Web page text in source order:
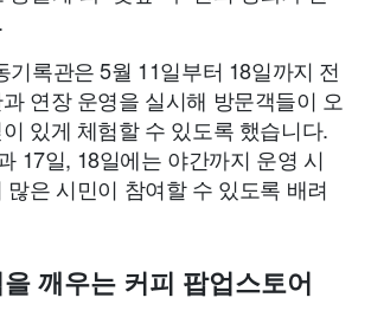
기록관은 5월 11일부터 18일까지 전
연장 운영을 실시해 방문객들이 오
있게 체험할 수 있도록 했습니다.
17일, 18일에는 야간까지 운영 시
많은 시민이 참여할 수 있도록 배려
깨우는 커피 팝업스토어